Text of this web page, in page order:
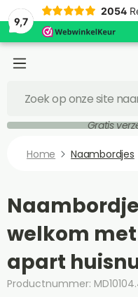
9,7
2054
Gratis
Home Naambordjes
welkom
apart
Productnummer: